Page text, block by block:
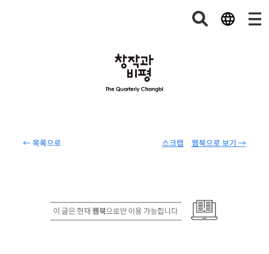
← 목록으로 웹북으로 보기 →
스크랩